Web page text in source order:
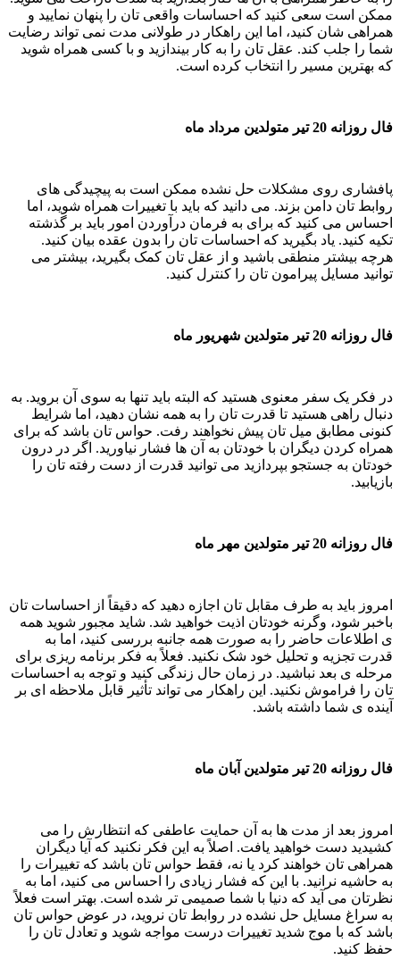
ممکن است سعی کنید که احساسات واقعی تان را پنهان نمایید و
همراهی شان کنید، اما این راهکار در طولانی مدت نمی تواند رضایت
شما را جلب کند. عقل تان را به کار بیندازید و با کسی همراه شوید
که بهترین مسیر را انتخاب کرده است.
فال روزانه 20 تیر متولدین مرداد ماه
پافشاری روی مشکلات حل نشده ممکن است به پیچیدگی های
روابط تان دامن بزند. می دانید که باید با تغییرات همراه شوید، اما
احساس می کنید که برای به فرمان درآوردن امور باید بر گذشته
تکیه کنید. یاد بگیرید که احساسات تان را بدون عقده بیان کنید.
هرچه بیشتر منطقی باشید و از عقل تان کمک بگیرید، بیشتر می
توانید مسایل پیرامون تان را کنترل کنید.
فال روزانه 20 تیر متولدین شهریور ماه
در فکر یک سفر معنوی هستید که البته باید تنها به سوی آن بروید. به
دنبال راهی هستید تا قدرت تان را به همه نشان دهید، اما شرایط
کنونی مطابق میل تان پیش نخواهند رفت. حواس تان باشد که برای
همراه کردن دیگران با خودتان به آن ها فشار نیاورید. اگر در درون
خودتان به جستجو بپردازید می توانید قدرت از دست رفته تان را
بازیابید.
فال روزانه 20 تیر متولدین مهر ماه
امروز باید به طرف مقابل تان اجازه دهید که دقیقاً از احساسات تان
باخبر شود، وگرنه خودتان اذیت خواهید شد. شاید مجبور شوید همه
ی اطلاعات حاضر را به صورت همه جانبه بررسی کنید، اما به
قدرت تجزیه و تحلیل خود شک نکنید. فعلاً به فکر برنامه ریزی برای
مرحله ی بعد نباشید. در زمان حال زندگی کنید و توجه به احساسات
تان را فراموش نکنید. این راهکار می تواند تأثیر قابل ملاحظه ای بر
آینده ی شما داشته باشد.
فال روزانه 20 تیر متولدین آبان ماه
امروز بعد از مدت ها به آن حمایت عاطفی که انتظارش را می
کشیدید دست خواهید یافت. اصلاً به این فکر نکنید که آیا دیگران
همراهی تان خواهند کرد یا نه، فقط حواس تان باشد که تغییرات را
به حاشیه نرانید. با این که فشار زیادی را احساس می کنید، اما به
نظرتان می آید که دنیا با شما صمیمی تر شده است. بهتر است فعلاً
به سراغ مسایل حل نشده در روابط تان نروید، در عوض حواس تان
باشد که با موج شدید تغییرات درست مواجه شوید و تعادل تان را
حفظ کنید.